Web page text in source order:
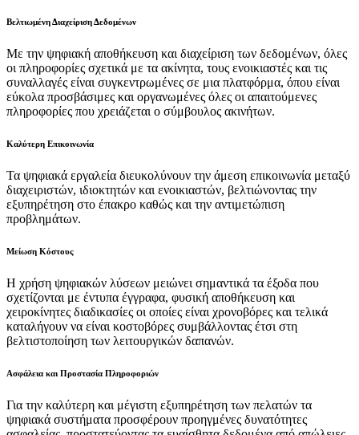
Βελτιωμένη Διαχείριση Δεδομένων
Με την ψηφιακή αποθήκευση και διαχείριση των δεδομένων, όλες
οι πληροφορίες σχετικά με τα ακίνητα, τους ενοικιαστές και τις
συναλλαγές είναι συγκεντρωμένες σε μια πλατφόρμα, όπου είναι
εύκολα προσβάσιμες και οργανωμένες όλες οι απαιτούμενες
πληροφορίες που χρειάζεται ο σύμβουλος ακινήτων.
Καλύτερη Επικοινωνία
Τα ψηφιακά εργαλεία διευκολύνουν την άμεση επικοινωνία μεταξύ
διαχειριστών, ιδιοκτητών και ενοικιαστών, βελτιώνοντας την
εξυπηρέτηση στο έπακρο καθώς και την αντιμετώπιση
προβλημάτων.
Μείωση Κόστους
Η χρήση ψηφιακών λύσεων μειώνει σημαντικά τα έξοδα που
σχετίζονται με έντυπα έγγραφα, φυσική αποθήκευση και
χειροκίνητες διαδικασίες οι οποίες είναι χρονοβόρες και τελικά
καταλήγουν να είναι κοστοβόρες συμβάλλοντας έτσι στη
βελτιστοποίηση των λειτουργικών δαπανών.
Ασφάλεια και Προστασία Πληροφοριών
Για την καλύτερη και μέγιστη εξυπηρέτηση των πελατών τα
ψηφιακά συστήματα προσφέρουν προηγμένες δυνατότητες